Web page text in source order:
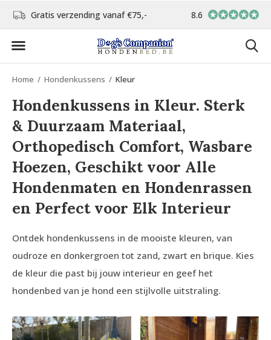
Gratis verzending vanaf €75,- In eigen atelier
8.6
Home Hondenkussens Kleur
Hondenkussens in Kleur. Sterk
& Duurzaam Materiaal,
Orthopedisch Comfort, Wasbare
Hoezen, Geschikt voor Alle
Hondenmaten en Hondenrassen
en Perfect voor Elk Interieur
Ontdek hondenkussens in de mooiste kleuren, van
oudroze en donkergroen tot zand, zwart en brique. Kies
de kleur die past bij jouw interieur en geef het
hondenbed van je hond een stijlvolle uitstraling.